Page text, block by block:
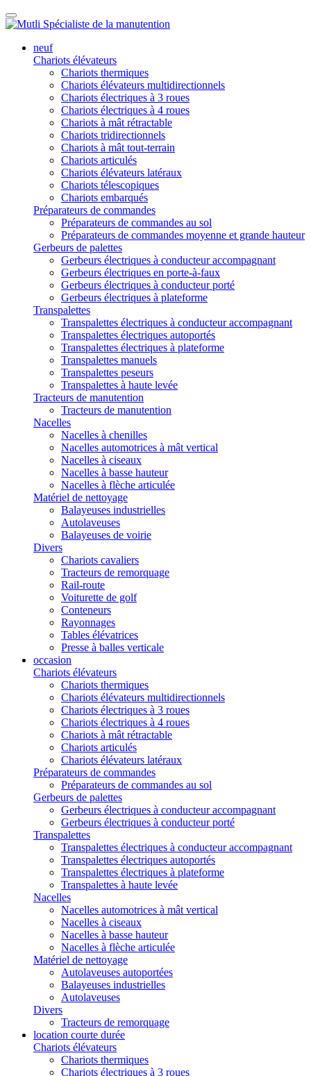
neuf
Chariots élévateurs
Chariots thermiques
Chariots élévateurs multidirectionnels
Chariots électriques à 3 roues
Chariots électriques à 4 roues
Chariots à mât rétractable
Chariots tridirectionnels
Chariots à mât tout-terrain
Chariots articulés
Chariots élévateurs latéraux
Chariots télescopiques
Chariots embarqués
Préparateurs de commandes
Préparateurs de commandes au sol
Préparateurs de commandes moyenne et grande hauteur
Gerbeurs de palettes
Gerbeurs électriques à conducteur accompagnant
Gerbeurs électriques en porte-à-faux
Gerbeurs électriques à conducteur porté
Gerbeurs électriques à plateforme
Transpalettes
Transpalettes électriques à conducteur accompagnant
Transpalettes électriques autoportés
Transpalettes électriques à plateforme
Transpalettes manuels
Transpalettes peseurs
Transpalettes à haute levée
Tracteurs de manutention
Tracteurs de manutention
Nacelles
Nacelles à chenilles
Nacelles automotrices à mât vertical
Nacelles à ciseaux
Nacelles à basse hauteur
Nacelles à flèche articulée
Matériel de nettoyage
Balayeuses industrielles
Autolaveuses
Balayeuses de voirie
Divers
Chariots cavaliers
Tracteurs de remorquage
Rail-route
Voiturette de golf
Conteneurs
Rayonnages
Tables élévatrices
Presse à balles verticale
occasion
Chariots élévateurs
Chariots thermiques
Chariots élévateurs multidirectionnels
Chariots électriques à 3 roues
Chariots électriques à 4 roues
Chariots à mât rétractable
Chariots articulés
Chariots élévateurs latéraux
Préparateurs de commandes
Préparateurs de commandes au sol
Gerbeurs de palettes
Gerbeurs électriques à conducteur accompagnant
Gerbeurs électriques à conducteur porté
Transpalettes
Transpalettes électriques à conducteur accompagnant
Transpalettes électriques autoportés
Transpalettes électriques à plateforme
Transpalettes à haute levée
Nacelles
Nacelles automotrices à mât vertical
Nacelles à ciseaux
Nacelles à basse hauteur
Nacelles à flèche articulée
Matériel de nettoyage
Autolaveuses autoportées
Balayeuses industrielles
Autolaveuses
Divers
Tracteurs de remorquage
location courte durée
Chariots élévateurs
Chariots thermiques
Chariots électriques à 3 roues